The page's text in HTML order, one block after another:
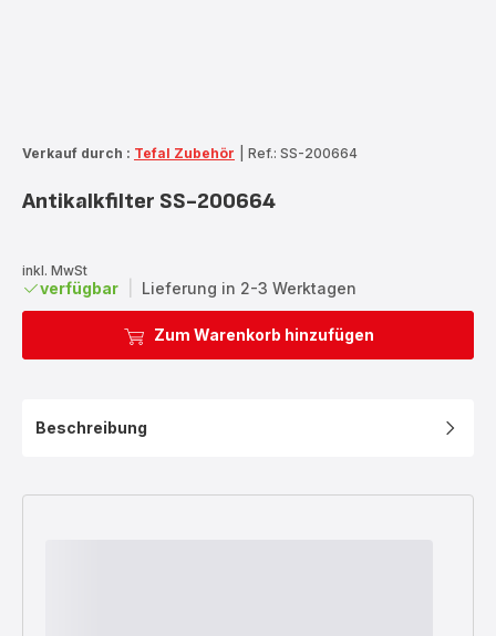
Verkauf durch : Tefal Zubehör Ref.: SS-200664
Antikalkfilter SS-200664
inkl. MwSt
verfügbar Lieferung in 2-3 Werktagen
Zum Warenkorb hinzufügen
Beschreibung